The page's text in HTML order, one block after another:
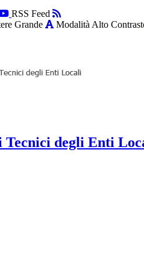
RSS Feed
Grande Modalità Alto
Tecnici degli Enti